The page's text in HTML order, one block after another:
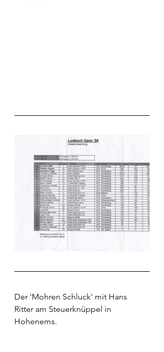
Der 'Mohren Schluck' mit Hans
Ritter am Steuerknüppel in
Hohenems.